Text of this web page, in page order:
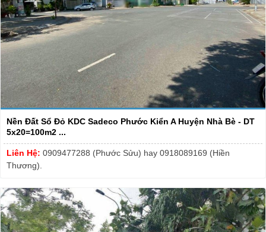
Nền Đất Sổ Đỏ KDC Sadeco Phước Kiển A Huyện Nhà Bè - DT
5x20=100m2 ...
Liên Hệ: 0909477288 (Phước Sửu) hay 0918089169 (Hiền
Thương).